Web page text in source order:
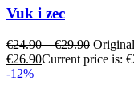
Vuk i zec
€24.90–€29.90
€26.90Current price is:
-12%